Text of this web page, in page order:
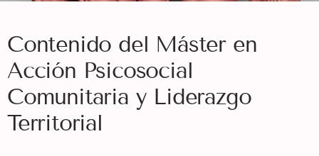
Contenido del Máster en
Acción Psicosocial
Comunitaria y Liderazgo
Territorial